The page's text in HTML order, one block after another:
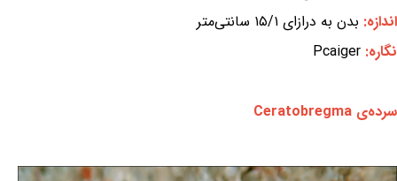
اندازه: بدن به درازای ۱۵/۱ سانتی‌متر
نگاره: Pcaiger
سرده‌ی Ceratobregma